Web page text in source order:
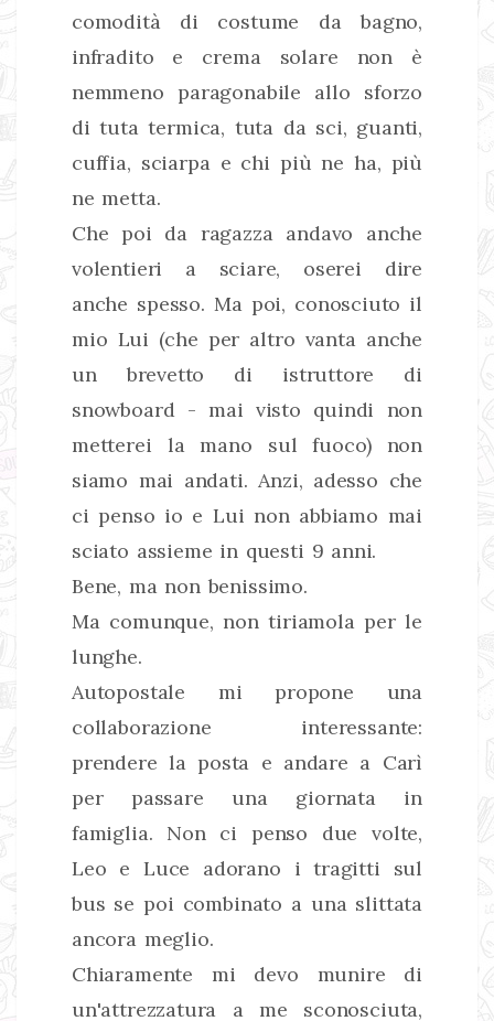
comodità di costume da bagno,
infradito e crema solare non è
nemmeno paragonabile allo sforzo
di tuta termica, tuta da sci, guanti,
cuffia, sciarpa e chi più ne ha, più
ne metta.
Che poi da ragazza andavo anche
volentieri a sciare, oserei dire
anche spesso. Ma poi, conosciuto il
mio Lui (che per altro vanta anche
un brevetto di istruttore di
snowboard - mai visto quindi non
metterei la mano sul fuoco) non
siamo mai andati. Anzi, adesso che
ci penso io e Lui non abbiamo mai
sciato assieme in questi 9 anni.
Bene, ma non benissimo.
Ma comunque, non tiriamola per le
lunghe.
Autopostale mi propone una
collaborazione interessante:
prendere la posta e andare a Carì
per passare una giornata in
famiglia. Non ci penso due volte,
Leo e Luce adorano i tragitti sul
bus se poi combinato a una slittata
ancora meglio.
Chiaramente mi devo munire di
un'attrezzatura a me sconosciuta,